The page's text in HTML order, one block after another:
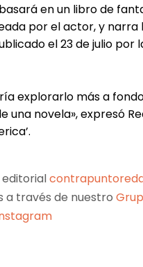
en un libro de
por el actor, y
el 23 de julio por
explorarlo más a
novela», expresó
a través de nuestro